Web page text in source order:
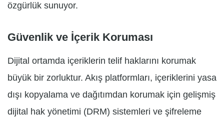
özgürlük sunuyor.
Güvenlik ve İçerik Koruması
Dijital ortamda içeriklerin telif haklarını korumak
büyük bir zorluktur. Akış platformları, içeriklerini yasa
dışı kopyalama ve dağıtımdan korumak için gelişmiş
dijital hak yönetimi (DRM) sistemleri ve şifreleme